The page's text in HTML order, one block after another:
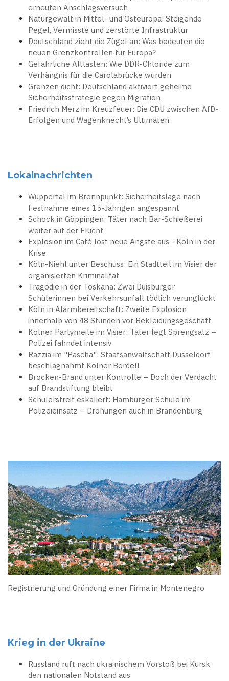
erneuten Anschlagsversuch
Naturgewalt in Mittel- und Osteuropa: Steigende
Pegel, Vermisste und zerstörte Infrastruktur
Deutschland zieht die Zügel an: Was bedeuten die
neuen Grenzkontrollen für Europa?
Gefährliche Altlasten: Wie DDR-Chloride zum
Verhängnis für die Carolabrücke wurden
Grenzen dicht: Deutschland aktiviert geheime
Sicherheitsstrategie gegen Migration
Friedrich Merz im Kreuzfeuer: Die CDU zwischen AfD-
Erfolgen und Wagenknecht’s Ultimaten
Lokalnachrichten
Wuppertal im Brennpunkt: Sicherheitslage nach
Festnahme eines 15-Jährigen angespannt
Schock in Göppingen: Täter nach Bar-Schießerei
weiter auf der Flucht
Explosion im Café löst neue Ängste aus - Köln in der
Krise
Köln-Niehl unter Beschuss: Ein Stadtteil im Visier der
organisierten Kriminalität
Tragödie in der Toskana: Zwei Duisburger
Schülerinnen bei Verkehrsunfall tödlich verunglückt
Köln in Alarmbereitschaft: Zweite Explosion
innerhalb von 48 Stunden vor Bekleidungsgeschäft
Kölner Partymeile im Visier: Täter legt Sprengsatz –
Polizei fahndet intensiv
Razzia im "Pascha": Staatsanwaltschaft Düsseldorf
beschlagnahmt Kölner Bordell
Brocken-Brand unter Kontrolle – Doch der Verdacht
auf Brandstiftung bleibt
Schülerstreit eskaliert: Hamburger Schule im
Polizeieinsatz – Drohungen auch in Brandenburg
Registrierung und Gründung einer Firma in Montenegro
Krieg in der Ukraine
Russland ruft nach ukrainischem Vorstoß bei Kursk
den nationalen Notstand aus